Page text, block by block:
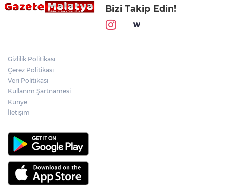
Bizi Takip Edin!
Gizlilik Politikası
Çerez Politikası
Veri Politikası
Kullanım Şartnamesi
Künye
İletişim